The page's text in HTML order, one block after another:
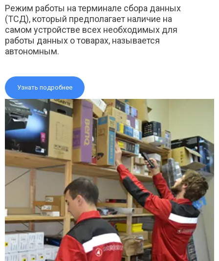
Режим работы на терминале сбора данных
(ТСД), который предполагает наличие на
самом устройстве всех необходимых для
работы данных о товарах, называется
автономным.
Узнать подробнее